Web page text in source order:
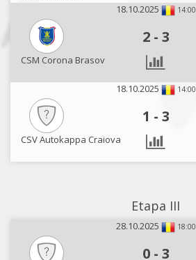
18.10.2025 14:00
2 - 3
CSM Corona Brasov
18.10.2025
14:00
1 - 3
CSV Autokappa Craiova
Etapa III
28.10.2025 18:00
0 - 3